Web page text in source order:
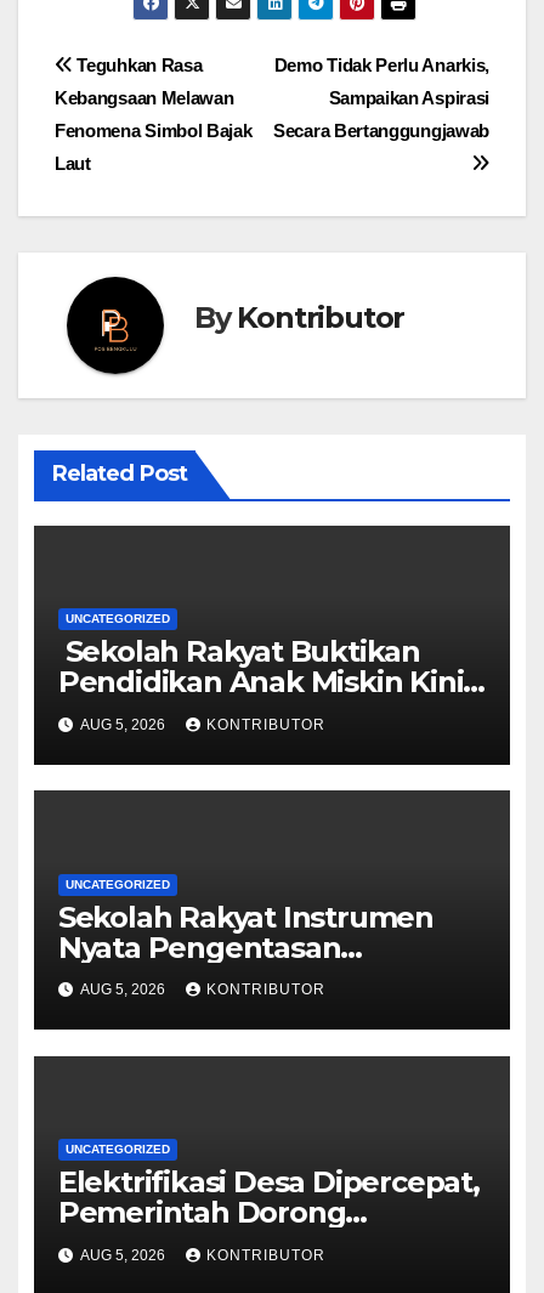
Post
navigation
Demo Tidak Perlu Anarkis,
Sampaikan Aspirasi
Secara Bertanggungjawab
Teguhkan Rasa
Kebangsaan Melawan
Fenomena Simbol Bajak
Laut
ByKontributor
Related Post
UNCATEGORIZED
Sekolah Rakyat Buktikan
Pendidikan Anak Miskin Kini
Menjadi Prioritas Negara
AUG 5, 2026 KONTRIBUTOR
UNCATEGORIZED
Sekolah Rakyat Instrumen
Nyata Pengentasan
Kemiskinan Antargenerasi
AUG 5, 2026 KONTRIBUTOR
UNCATEGORIZED
Elektrifikasi Desa Dipercepat,
Pemerintah Dorong
Ketahanan Energi dan
Kesejahteraan Masyarakat
AUG 5, 2026 KONTRIBUTOR